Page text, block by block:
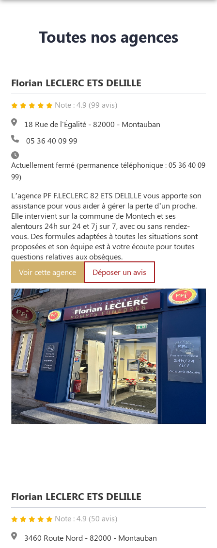
ORGANISER DES OBSÈQUES
MONUMENTS FUNÉRAIRES
SERVICES AUX FAMILLES
NOS AGENCES
MONTAUBAN – ROUTE DU NORD
MONTECH
Toutes nos agences
Florian LECLERC ETS DELILLE
Note : 4.9 (99 avis)
18 Rue de l'Égalité - 82000 - Montauban
05 36 40 09 99
Actuellement fermé (permanence téléphonique : 05 36 40 09
99)
L’agence PF F.LECLERC 82 ETS DELILLE vous apporte son
assistance pour vous aider à gérer la perte d’un proche.
Elle intervient sur la commune de Montech et ses
alentours 24h sur 24 et 7j sur 7, avec ou sans rendez-
vous. Des formules adaptées à toutes les situations sont
proposées et son équipe est à votre écoute pour toutes
questions relatives aux obsèques.
Voir cette agence
Déposer un avis
Florian LECLERC ETS DELILLE
Note : 4.9 (50 avis)
3460 Route Nord - 82000 - Montauban